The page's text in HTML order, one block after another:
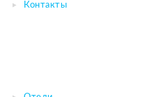
Контакты